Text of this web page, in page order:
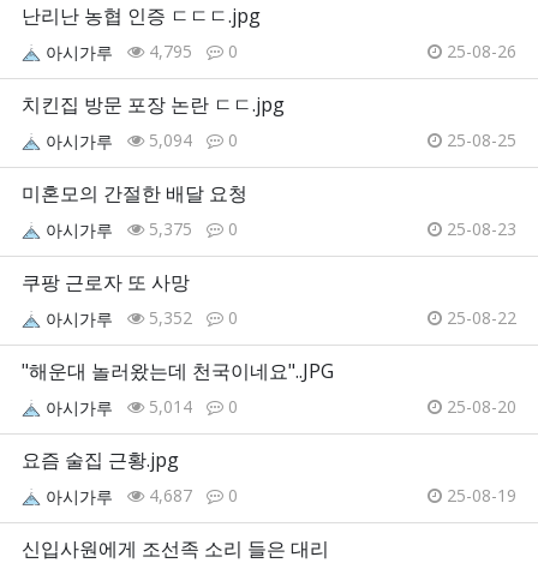
난리난 농협 인증 ㄷㄷㄷ.jpg
아시가루 4,795 0 25-08-26
치킨집 방문 포장 논란 ㄷㄷ.jpg
아시가루 5,094 0 25-08-25
미혼모의 간절한 배달 요청
아시가루 5,375 0 25-08-23
쿠팡 근로자 또 사망
아시가루 5,352 0 25-08-22
"해운대 놀러왔는데 천국이네요"..JPG
아시가루 5,014 0 25-08-20
요즘 술집 근황.jpg
아시가루 4,687 0 25-08-19
신입사원에게 조선족 소리 들은 대리